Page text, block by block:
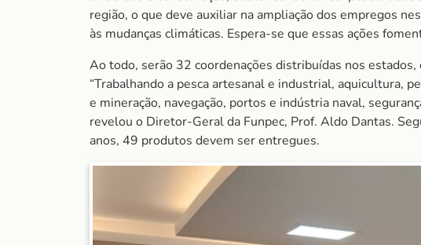
região, o que deve auxiliar na ampliação dos empregos
às mudanças climáticas. Espera-se que essas ações
Ao todo, serão 32 coordenações distribuídas nos
“Trabalhando a pesca artesanal e industrial, aquicultura,
e mineração, navegação, portos e indústria naval,
revelou o Diretor-Geral da Funpec, Prof. Aldo Dantas.
anos, 49 produtos devem ser entregues.